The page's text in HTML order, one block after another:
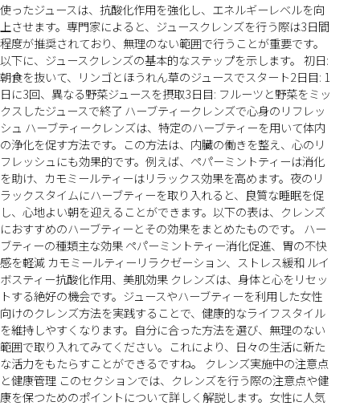
使ったジュースは、抗酸化作用を強化し、エネルギーレベルを向
上させます。専門家によると、ジュースクレンズを行う際は3日間
程度が推奨されており、無理のない範囲で行うことが重要です。
以下に、ジュースクレンズの基本的なステップを示します。 初日:
朝食を抜いて、リンゴとほうれん草のジュースでスタート2日目: 1
日に3回、異なる野菜ジュースを摂取3日目: フルーツと野菜をミッ
クスしたジュースで終了 ハーブティークレンズで心身のリフレッ
シュ ハーブティークレンズは、特定のハーブティーを用いて体内
の浄化を促す方法です。この方法は、内臓の働きを整え、心のリ
フレッシュにも効果的です。例えば、ペパーミントティーは消化
を助け、カモミールティーはリラックス効果を高めます。夜のリ
ラックスタイムにハーブティーを取り入れると、良質な睡眠を促
し、心地よい朝を迎えることができます。以下の表は、クレンズ
におすすめのハーブティーとその効果をまとめたものです。 ハー
ブティーの種類主な効果 ペパーミントティー消化促進、胃の不快
感を軽減 カモミールティーリラクゼーション、ストレス緩和 ルイ
ボスティー抗酸化作用、美肌効果 クレンズは、身体と心をリセッ
トする絶好の機会です。ジュースやハーブティーを利用した女性
向けのクレンズ方法を実践することで、健康的なライフスタイル
を維持しやすくなります。自分に合った方法を選び、無理のない
範囲で取り入れてみてください。これにより、日々の生活に新た
な活力をもたらすことができるですね。 クレンズ実施中の注意点
と健康管理 このセクションでは、クレンズを行う際の注意点や健
康を保つためのポイントについて詳しく解説します。女性に人気